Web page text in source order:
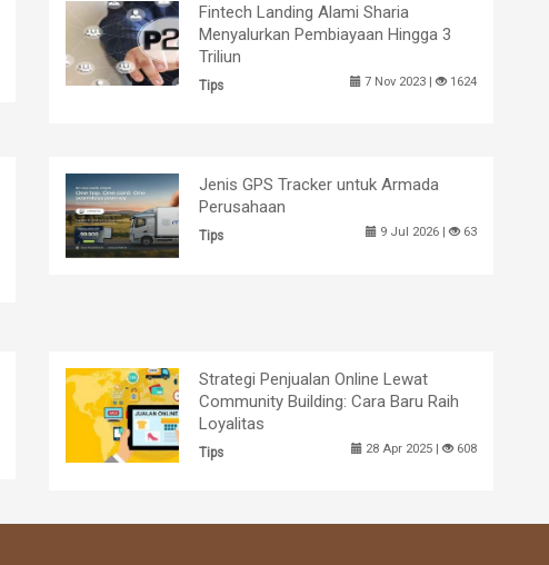
Fintech Landing Alami Sharia
Menyalurkan Pembiayaan Hingga 3
Triliun
Tips 7 Nov 2023 | 1624
Jenis GPS Tracker untuk Armada
Perusahaan
Tips 9 Jul 2026 | 63
Strategi Penjualan Online Lewat
Community Building: Cara Baru Raih
Loyalitas
Tips 28 Apr 2025 | 608